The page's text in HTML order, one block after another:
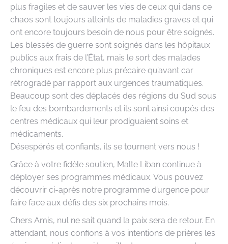
plus fragiles et de sauver les vies de ceux qui dans ce
chaos sont toujours atteints de maladies graves et qui
ont encore toujours besoin de nous pour être soignés.
Les blessés de guerre sont soignés dans les hôpitaux
publics aux frais de l’État, mais le sort des malades
chroniques est encore plus précaire qu’avant car
rétrogradé par rapport aux urgences traumatiques.
Beaucoup sont des déplacés des régions du Sud sous
le feu des bombardements et ils sont ainsi coupés des
centres médicaux qui leur prodiguaient soins et
médicaments.
Désespérés et confiants, ils se tournent vers nous !
Grâce à votre fidèle soutien, Malte Liban continue à
déployer ses programmes médicaux. Vous pouvez
découvrir ci-après notre programme d’urgence pour
faire face aux défis des six prochains mois.
Chers Amis, nul ne sait quand la paix sera de retour. En
attendant, nous confions à vos intentions de prières les